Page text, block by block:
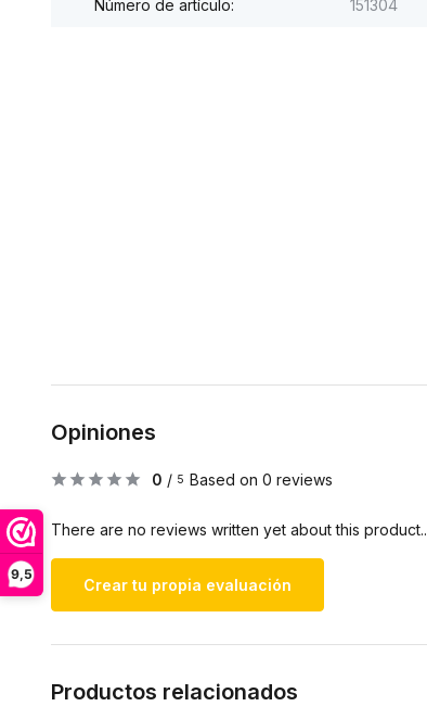
9,5
Número de artículo: 151304
Opiniones
0 / 5 Based on 0 reviews
There are no reviews written yet about this product..
Crear tu propia evaluación
Productos relacionados